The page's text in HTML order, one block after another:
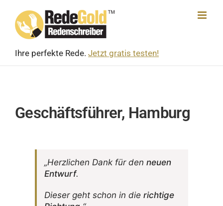
content
Ihre perfekte Rede. Jetzt gratis testen!
Geschäftsführer, Hamburg
„Herz­li­chen Dank für den neuen
Entwurf.
Dieser geht schon in die rich­tige